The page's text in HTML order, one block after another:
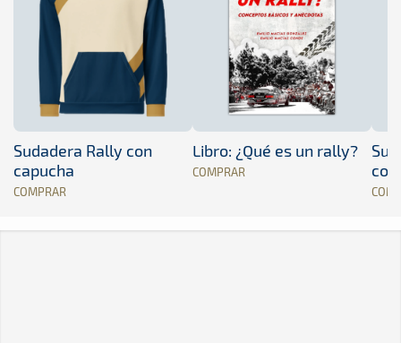
Sudadera Rally con
capucha
COMPRAR
Libro: ¿Qué es un rally?
COMPRAR